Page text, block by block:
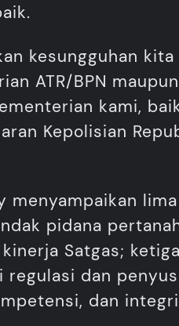
kesungguhan kita
ATR/BPN
kami,
Kepolisian
menyampaikan
pidana
Satgas;
dan
dan